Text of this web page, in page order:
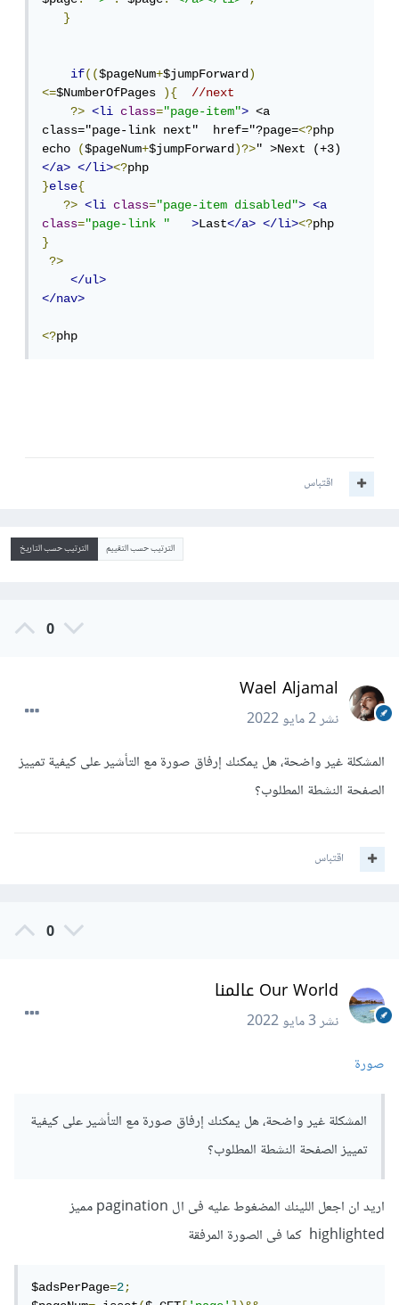
}
if(($pageNum+$jumpForward)
<=$NumberOfPages ){
//next
?>
<li class="page-item"> <a
class="page-link next"  href="?page=<?php
echo ($pageNum+$jumpForward)?>" >Next (+3)
</a>
</li><?
}else{
?>
<li class="page-item disabled">
<a
class="page-link " >Last</a> </li><?
}
?>
</ul>
</nav>
<?php
اقتباس
الترتيب حسب التقييم الترتيب حسب التاريخ
0
Wael Aljamal
نشر2 مايو 2022
المشكلة غير واضحة، هل يمكنك إرفاق صورة مع التأشير على كيفية تمييز
الصفحة النشطة المطلوب؟
اقتباس
0
Our World عالمنا
نشر3 مايو 2022
صورة
المشكلة غير واضحة، هل يمكنك إرفاق صورة مع التأشير على كيفية
تمييز الصفحة النشطة المطلوب؟
اريد ان اجعل اللينك المضغوط عليه فى ال pagination مميز
highlighted كما فى الصورة المرفقة
$adsPerPage=2;